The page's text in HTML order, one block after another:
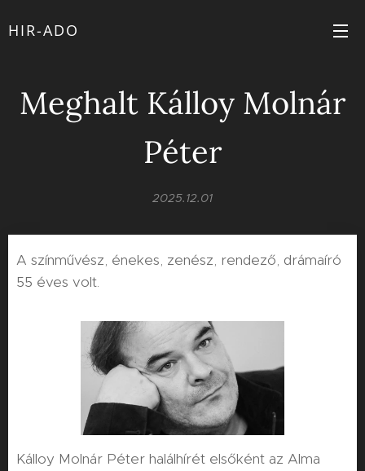
HIR-ADO
Meghalt Kálloy Molnár
Péter
2025.12.01
A színművész, énekes, zenész, rendező, drámaíró
55 éves volt.
Kálloy Molnár Péter halálhírét elsőként az Alma